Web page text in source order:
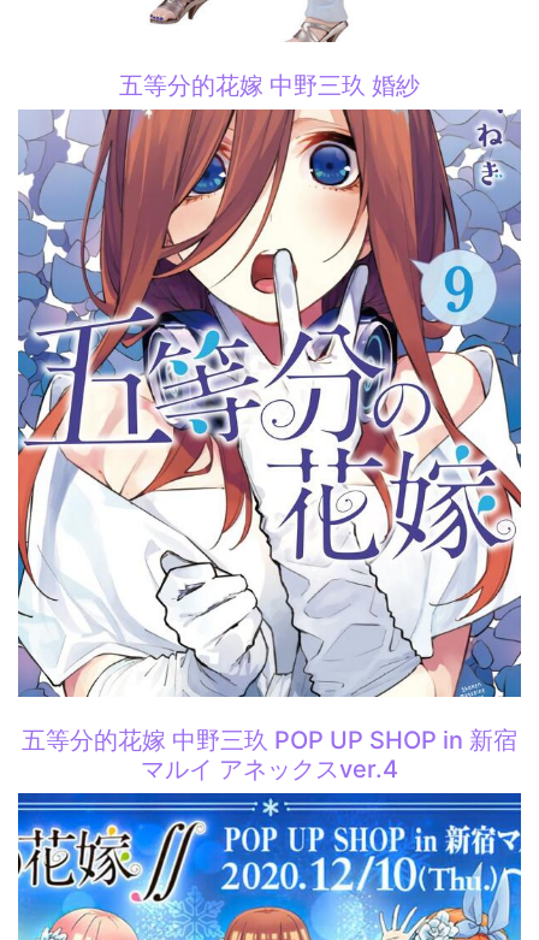
五等分的花嫁 中野三玖 婚紗
五等分的花嫁 中野三玖 POP UP SHOP in 新宿
マルイ アネックスver.4